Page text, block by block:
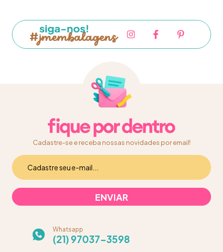
Cadastre-se e receba nossas novidades por email!
Whatsapp
(21) 97037-3598